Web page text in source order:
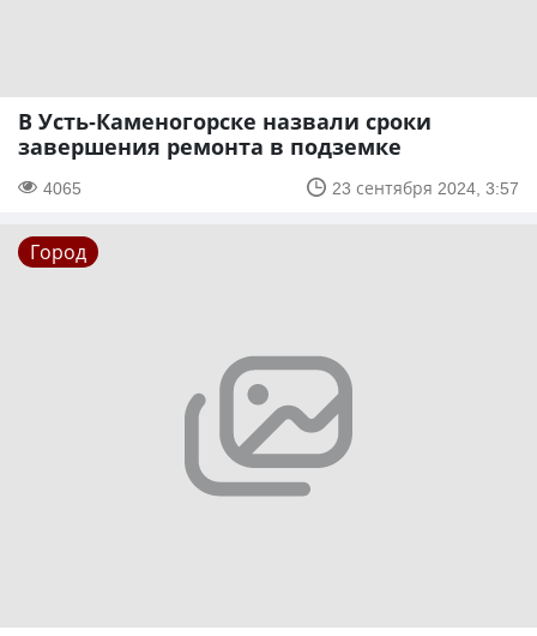
В Усть-Каменогорске назвали сроки
завершения ремонта в подземке
4065 23 сентября 2024, 3:57
Город